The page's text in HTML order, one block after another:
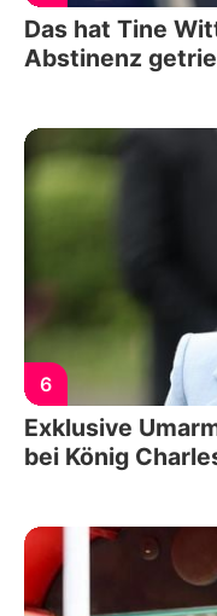
Das hat Tine
Abstinenz
6
Exklusive
bei König